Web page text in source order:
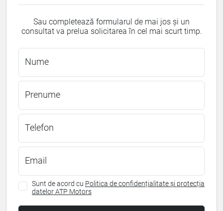
Sau completează formularul de mai jos și un
consultat va prelua solicitarea în cel mai scurt timp.
Nume
Prenume
Telefon
Email
Sunt de acord cu Politica de confidențialitate și protecția
datelor ATP Motors